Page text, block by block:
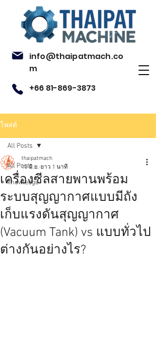
info@thaipatmach.co
m
+66 81-869-3873
โพสต์
All Posts
knowledge
All Posts
เครื่องซีลสายพานพร้อม
ระบบสุญญากาศแบบมีถัง
เก็บแรงดันสุญญากาศ
(Vacuum Tank) vs แบบทั่วไป
ต่างกันอย่างไร?
thaipatmach
10 มิ.ย. ยาว 1 นาที